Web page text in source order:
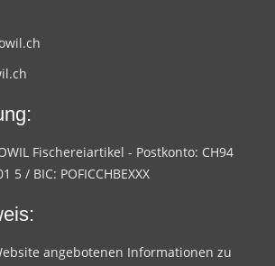
Fischereiartikel - Postkonto: CH94
5 / BIC: POFICCHBEXXX
angebotenen Informationen zu